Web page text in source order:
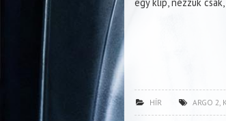
HÍR ARGO 2,